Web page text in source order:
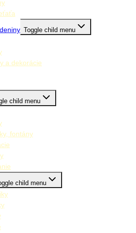
Toggle child menu
a dekorácie
child menu
fontány
child menu